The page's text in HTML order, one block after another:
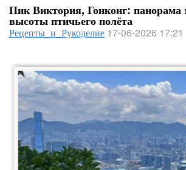
Пик Виктория, Гонконг: панорама
высоты птичьего полёта
Рецепты_и_Рукоделие 17-06-2026 17:21